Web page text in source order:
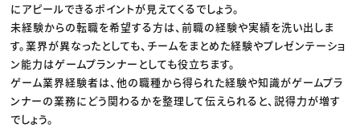
にアピールできるポイントが見えてくるでしょう。
未経験からの転職を希望する方は、前職の経験や実績を洗い出しま
す。業界が異なったとしても、チームをまとめた経験やプレゼンテーショ
ン能力はゲームプランナーとしても役立ちます。
ゲーム業界経験者は、他の職種から得られた経験や知識がゲームプラ
ンナーの業務にどう関わるかを整理して伝えられると、説得力が増す
でしょう。